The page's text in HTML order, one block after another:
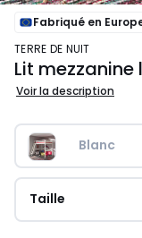
Fabriqué en
TERRE DE NUIT
Lit
Voir la description
Blanc
Taille